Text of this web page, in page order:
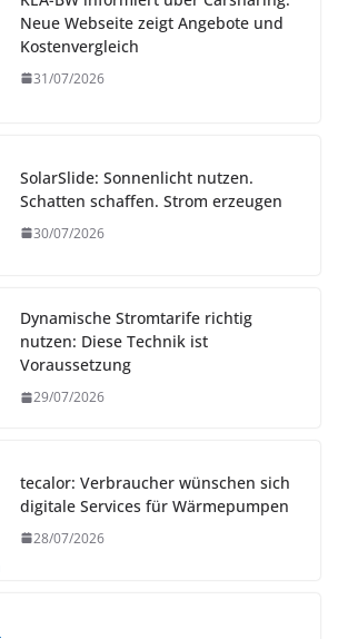
Neue Webseite zeigt Angebote und
Kostenvergleich
31/07/2026
SolarSlide: Sonnenlicht nutzen.
Schatten schaffen. Strom erzeugen
30/07/2026
Dynamische Stromtarife richtig
nutzen: Diese Technik ist
Voraussetzung
29/07/2026
tecalor: Verbraucher wünschen sich
digitale Services für Wärmepumpen
28/07/2026